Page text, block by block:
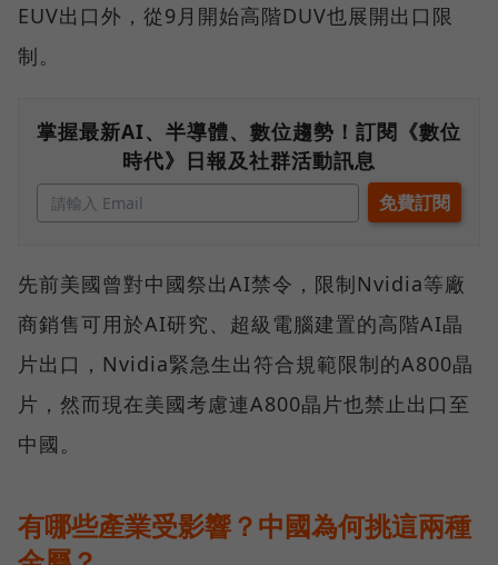
EUV出口外，從9月開始高階DUV也展開出口限
制。
掌握最新AI、半導體、數位趨勢！訂閱《數位
時代》日報及社群活動訊息
先前美國曾對中國祭出AI禁令，限制Nvidia等廠
商銷售可用於AI研究、超級電腦建置的高階AI晶
片出口，Nvidia緊急生出符合規範限制的A800晶
片，然而現在美國考慮連A800晶片也禁止出口至
中國。
有哪些產業受影響？中國為何挑這兩種